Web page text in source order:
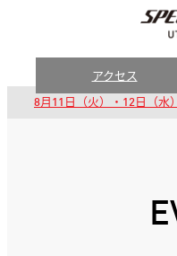
アクセス
8月11日（火）・12日（水